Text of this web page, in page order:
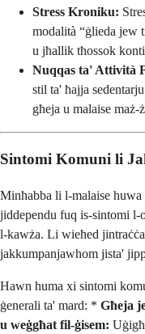
Stress Kroniku:
modalità “ġlieda jew
u jħallik tħossok
Nuqqas ta' Attività
stil ta' ħajja
għeja u malaise maż-
Sintomi Komuni li
Minħabba li l-malaise
jiddependu fuq is-sintomi l-
l-kawża. Li wieħed
jakkumpanjawhom jista'
Hawn huma xi sintomi
ġenerali ta' mard: * Għeja
u weġgħat fil-ġisem: